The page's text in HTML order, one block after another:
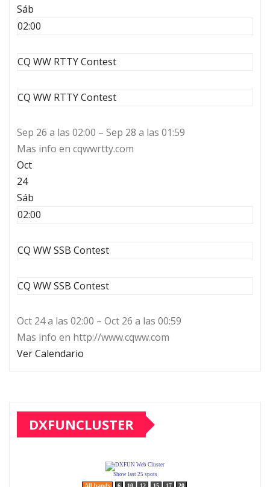
Sáb
02:00
CQ WW RTTY Contest
CQ WW RTTY Contest
Sep 26 a las 02:00 – Sep 28 a las 01:59
Mas info en cqwwrtty.com
Oct
24
Sáb
02:00
CQ WW SSB Contest
CQ WW SSB Contest
Oct 24 a las 02:00 – Oct 26 a las 00:59
Mas info en http://www.cqww.com
Ver Calendario
DXFUNCLUSTER